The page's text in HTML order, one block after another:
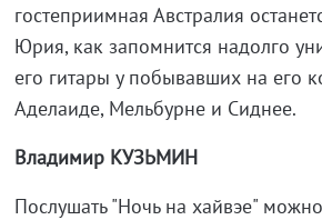
гостеприимная Австралия
Юрия, как запомнится надолго
его гитары у побывавших на его
Аделаиде, Мельбурне и Сиднее.
Владимир КУЗЬМИН
Послушать "Ночь на хайвэе"